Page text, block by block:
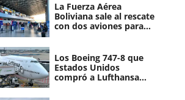
La Fuerza Aérea
Boliviana sale al rescate
con dos aviones para
Los Boeing 747-8 que
Estados Unidos
compró a Lufthansa